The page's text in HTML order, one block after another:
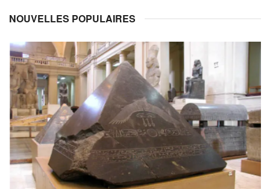
NOUVELLES POPULAIRES